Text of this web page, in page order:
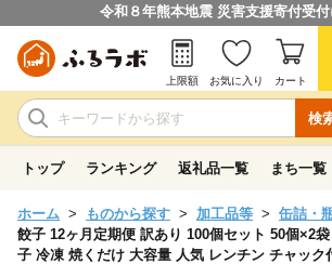
令和８年熊本地震 災害支援寄付受
検
上限額 お気に入り カート
トップ ランキング 返礼品一覧 まち一覧
ホーム ものから探す 加工品等
缶詰・
餃子 12ヶ月定期便 訳あり 100個セット 50個×2
子 冷凍 焼くだけ 大容量 人気 レンチン チャック